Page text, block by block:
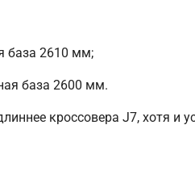
база 2610 мм;
база 2600 мм.
кроссовера J7, хотя и